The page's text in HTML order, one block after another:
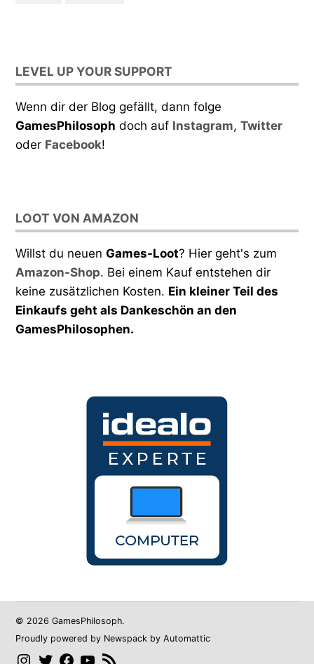
LEVEL UP YOUR SUPPORT
Wenn dir der Blog gefällt, dann folge
GamesPhilosoph doch auf Instagram,Twitter
oder Facebook!
LOOT VON AMAZON
Willst du neuenGames-Loot? Hier geht's zum
Amazon-Shop. Bei einem Kauf entstehen dir
keine zusätzlichen Kosten. Ein kleiner Teil des
Einkaufs geht als Dankeschön an den
GamesPhilosophen.
© 2026 GamesPhilosoph.
Proudly powered by Newspack by Automattic
InstagramTwitterFacebookYouTube
RSS